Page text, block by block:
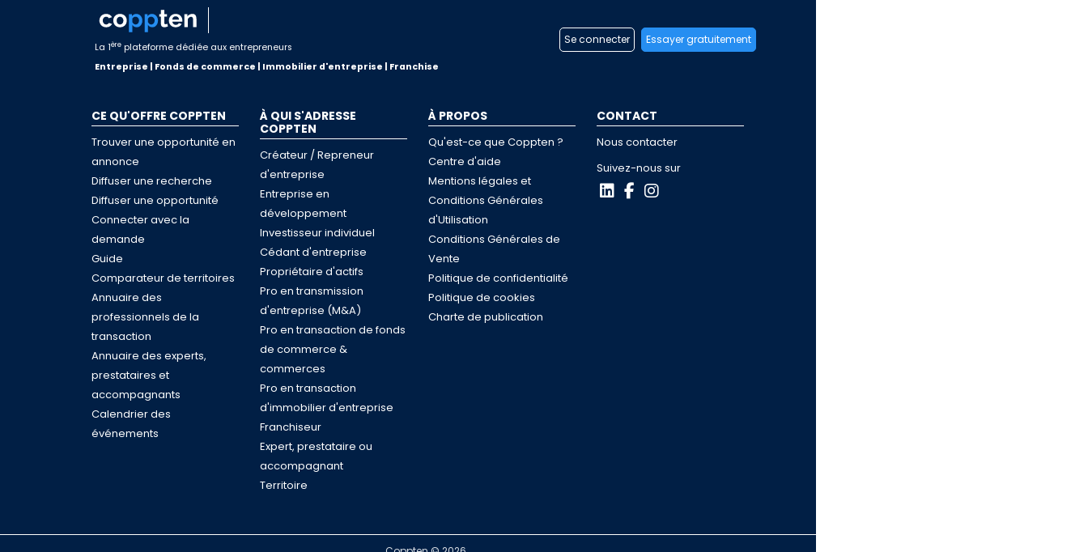
La 1ère plateforme dédiée aux entrepreneurs
Entreprise | Fonds de commerce | Immobilier d'entreprise | Franchise
Se connecter Essayer gratuitement
CE QU'OFFRE COPPTEN
Trouver une opportunité en
annonce
Diffuser une recherche
Diffuser une opportunité
Connecter avec la
demande
Guide
Comparateur de territoires
Annuaire des
professionnels de la
transaction
Annuaire des experts,
prestataires et
accompagnants
Calendrier des
événements
À QUI S'ADRESSE
COPPTEN
Créateur / Repreneur
d'entreprise
Entreprise en
développement
Investisseur individuel
Cédant d'entreprise
Propriétaire d'actifs
Pro en transmission
d'entreprise (M&A)
Pro en transaction de fonds
de commerce &
commerces
Pro en transaction
d'immobilier d'entreprise
Franchiseur
Expert, prestataire ou
accompagnant
Territoire
À PROPOS
Qu'est-ce que Coppten ?
Centre d'aide
Mentions légales et
Conditions Générales
d'Utilisation
Conditions Générales de
Vente
Politique de confidentialité
Politique de cookies
Charte de publication
CONTACT
Nous contacter
Suivez-nous sur